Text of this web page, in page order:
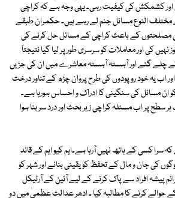
کشمکش کی کیفیت رہی۔ یہی وجہ ہے کہ کراچی
مختلف النوع مسائل جنم لے رہے ہیں۔ حکمران طبقے
مصلحتوں کے باعث کراچی کے مسائل حل کرنے کی
کی اور معاملات کو سرسری طور پر لیا گیا نتیجتاً
چلے گئے اور آہستہ آہستہ معاشرے میں ان کی جڑیں
اب یہ خود رو پودوں کی طرح پروان چڑھ کے تناور درخت
ان مسائل کی سنگینی کا ادراک و احساس ہورہا ہے۔
پر اب مسئلہ کراچی زیر بحث اور درد سر بنا ہوا
سرا کسی کے ہاتھ نہیں آرہا ہے۔ایم کیو ایم کے قائد
کی جان و مال کے تحفظ کو یقینی بنانے اور شہر کو
پیشہ افراد سے پاک کرنے کے لیے آئین کے آرٹیکل
کے حوالے کرنے کا مطالبہ کیا ۔ ادھر عدالت عظمیٰ میں دو